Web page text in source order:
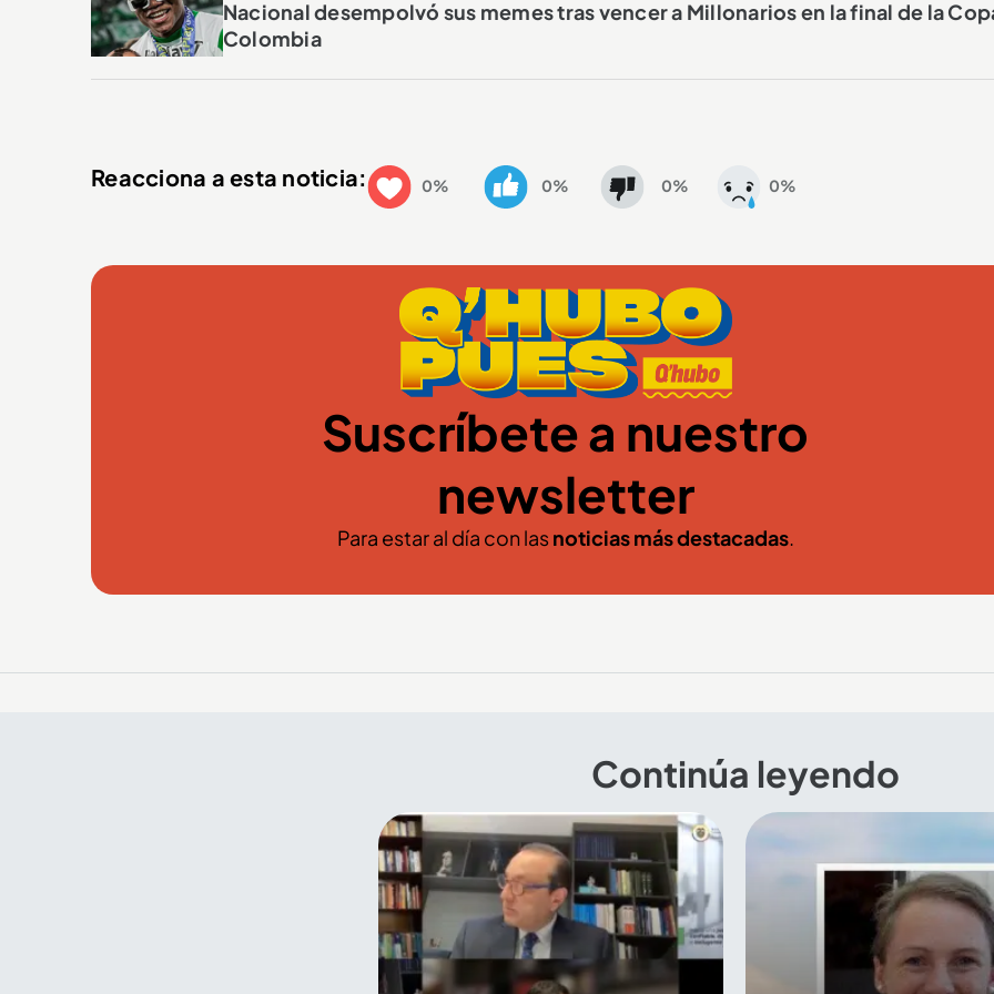
Nacional desempolvó sus memes tras vencer a Millonarios en la final de la
Colombia
Reacciona a esta noticia: 0% 0% 0% 0%
Suscríbete a nuestro
newsletter
Para estar al día con lasnoticias más destacadas.
Continúa leyendo